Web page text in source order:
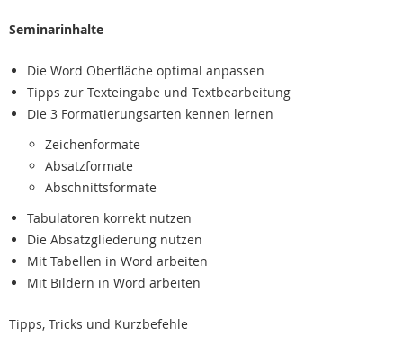
Seminarinhalte
Die Word Oberfläche optimal anpassen
Tipps zur Texteingabe und Textbearbeitung
Die 3 Formatierungsarten kennen lernen
Zeichenformate
Absatzformate
Abschnittsformate
Tabulatoren korrekt nutzen
Die Absatzgliederung nutzen
Mit Tabellen in Word arbeiten
Mit Bildern in Word arbeiten
Tipps, Tricks und Kurzbefehle